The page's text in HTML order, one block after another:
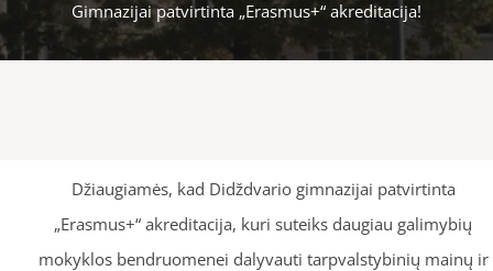
Gimnazijai patvirtinta „Erasmus+“ akreditacija!
Džiaugiamės, kad Didždvario gimnazijai patvirtinta
„Erasmus+“ akreditacija, kuri suteiks daugiau galimybių
mokyklos bendruomenei dalyvauti tarpvalstybinių mainų ir